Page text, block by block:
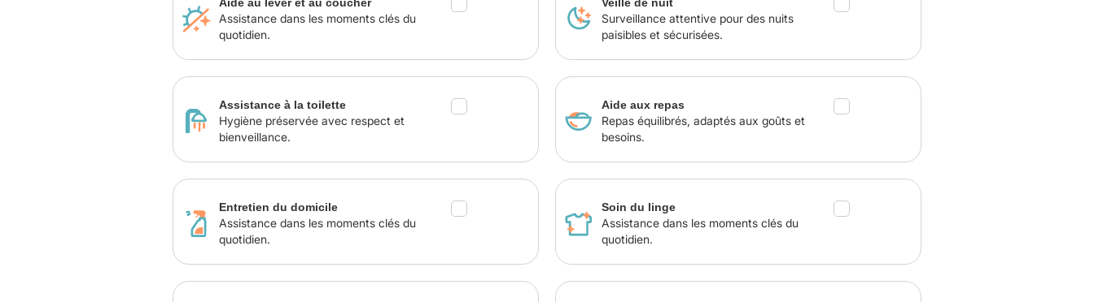
Assistance dans les moments clés du
quotidien.
Surveillance attentive pour des nuits
paisibles et sécurisées.
Assistance à la toilette
Hygiène préservée avec respect et
bienveillance.
Aide aux repas
Repas équilibrés, adaptés aux goûts et
besoins.
Entretien du domicile
Assistance dans les moments clés du
quotidien.
Soin du linge
Assistance dans les moments clés du
quotidien.